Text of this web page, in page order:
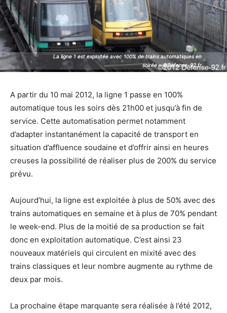
La ligne 1 est exploitée avec 100% de trains automatiques en
soirée - ©Defense-92.fr
La ligne 1 est exploitée avec 100% de trains automatiques en
soirée - ©Defense-92.fr
A partir du 10 mai 2012, la ligne 1 passe en 100%
automatique tous les soirs dès 21h00 et jusqu’à fin de
service. Cette automatisation permet notamment
d’adapter instantanément la capacité de transport en
situation d’affluence soudaine et d’offrir ainsi en heures
creuses la possibilité de réaliser plus de 200% du service
prévu.
Aujourd’hui, la ligne est exploitée à plus de 50% avec des
trains automatiques en semaine et à plus de 70% pendant
le week-end. Plus de la moitié de sa production se fait
donc en exploitation automatique. C’est ainsi 23
nouveaux matériels qui circulent en mixité avec des
trains classiques et leur nombre augmente au rythme de
deux par mois.
La prochaine étape marquante sera réalisée à l’été 2012,